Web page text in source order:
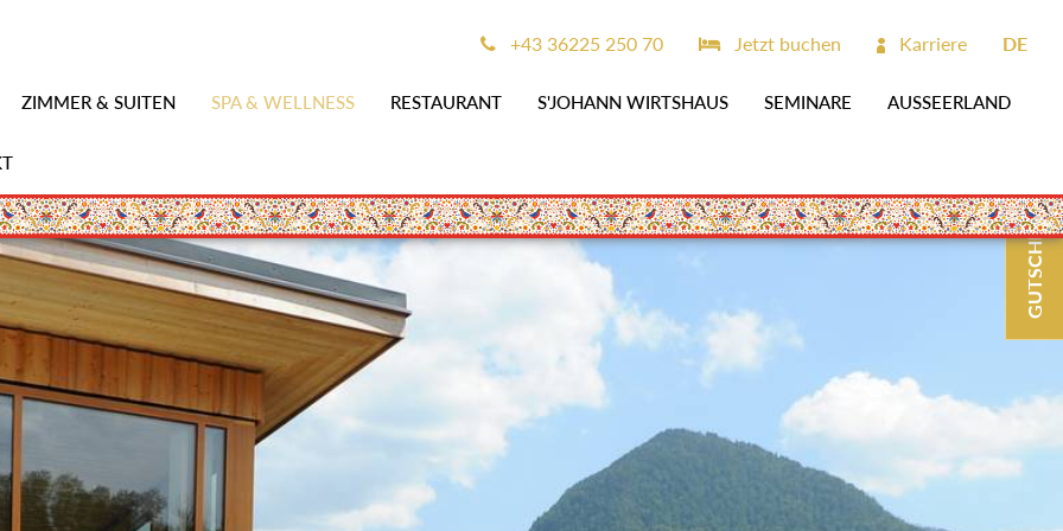
ZIMMER & SUITEN SPA & WELLNESS RESTAURANT S'JOHANN WIRTSHAUS SEMINARE AUSSEERLAND
+43 36225 250 70 Jetzt buchen Karriere DE
GUTSCHEINE